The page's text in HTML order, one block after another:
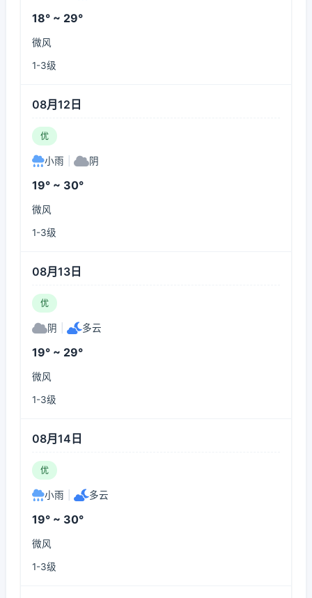
18° ~ 29°
微风
1-3级
08月12日
优
小雨 阴
19° ~ 30°
微风
1-3级
08月13日
优
阴 多云
19° ~ 29°
微风
1-3级
08月14日
优
小雨 多云
19° ~ 30°
微风
1-3级